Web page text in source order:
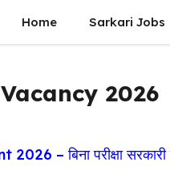
Home Sarkari Jobs
2026
– बिना परीक्षा सरकारी